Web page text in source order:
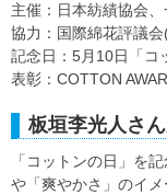
主催：日本紡績協会
協力：国際綿花評議
記念日：5月10日「コ
表彰：COTTON
板垣李光人さ
「コットンの日」を
や「爽やかさ」のイ